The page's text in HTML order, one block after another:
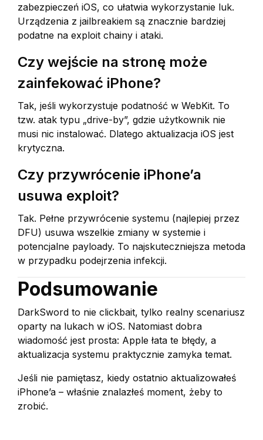
zabezpieczeń iOS, co ułatwia wykorzystanie luk.
Urządzenia z jailbreakiem są znacznie bardziej
podatne na exploit chainy i ataki.
Czy wejście na stronę może
zainfekować iPhone?
Tak, jeśli wykorzystuje podatność w WebKit. To
tzw. atak typu „drive-by”, gdzie użytkownik nie
musi nic instalować. Dlatego aktualizacja iOS jest
krytyczna.
Czy przywrócenie iPhone’a
usuwa exploit?
Tak. Pełne przywrócenie systemu (najlepiej przez
DFU) usuwa wszelkie zmiany w systemie i
potencjalne payloady. To najskuteczniejsza metoda
w przypadku podejrzenia infekcji.
Podsumowanie
DarkSword to nie clickbait, tylko realny scenariusz
oparty na lukach w iOS. Natomiast dobra
wiadomość jest prosta: Apple łata te błędy, a
aktualizacja systemu praktycznie zamyka temat.
Jeśli nie pamiętasz, kiedy ostatnio aktualizowałeś
iPhone’a – właśnie znalazłeś moment, żeby to
zrobić.